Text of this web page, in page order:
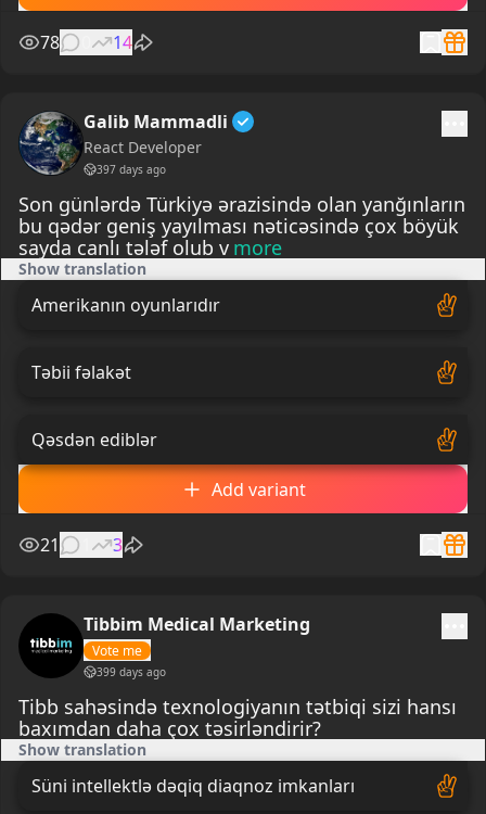
78 14
Galib Mammadli
React Developer
397 days ago
Son günlərdə Türkiyə ərazisində olan yanğınların
bu qədər geniş yayılması nəticəsində çox böyük
sayda canlı tələf olub v more
Show translation
Amerikanın oyunlarıdır
Təbii fəlakət
Qəsdən ediblər
Add variant
21 3
Tibbim Medical Marketing
Vote me
399 days ago
Tibb sahəsində texnologiyanın tətbiqi sizi hansı
baxımdan daha çox təsirləndirir?
Show translation
Süni intellektlə dəqiq diaqnoz imkanları